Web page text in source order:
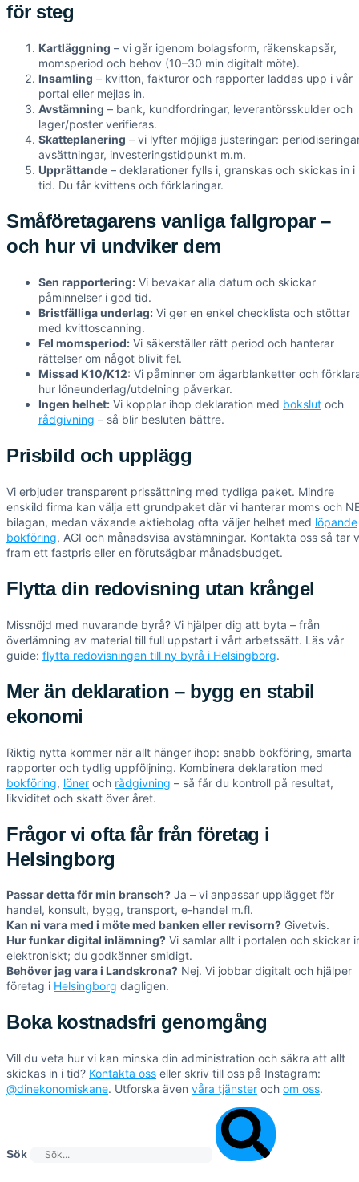
för steg
Kartläggning – vi går igenom bolagsform, räkenskapsår,
momsperiod och behov (10–30 min digitalt möte).
Insamling – kvitton, fakturor och rapporter laddas upp i vår
portal eller mejlas in.
Avstämning – bank, kundfordringar, leverantörsskulder och
lager/poster verifieras.
Skatteplanering – vi lyfter möjliga justeringar:
avsättningar, investeringstidpunkt m.m.
Upprättande – deklarationer fylls i, granskas och skickas in i
tid. Du får kvittens och förklaringar.
Småföretagarens vanliga fallgropar –
och hur vi undviker dem
Sen rapportering: Vi bevakar alla datum och skickar
påminnelser i god tid.
Bristfälliga underlag: Vi ger en enkel checklista och stöttar
med kvittoscanning.
Fel momsperiod: Vi säkerställer rätt period och hanterar
rättelser om något blivit fel.
Missad K10/K12: Vi påminner om ägarblanketter och
hur löneunderlag/utdelning påverkar.
Ingen helhet: Vi kopplar ihop deklaration med bokslut och
rådgivning – så blir besluten bättre.
Prisbild och upplägg
Vi erbjuder transparent prissättning med tydliga paket. Mindre
enskild firma kan välja ett grundpaket där vi hanterar moms och
bilagan, medan växande aktiebolag ofta väljer helhet med löpande
bokföring, AGI och månadsvisa avstämningar. Kontakta oss så tar
fram ett fastpris eller en förutsägbar månadsbudget.
Flytta din redovisning utan krångel
Missnöjd med nuvarande byrå? Vi hjälper dig att byta – från
överlämning av material till full uppstart i vårt arbetssätt. Läs vår
guide: flytta redovisningen till ny byrå i Helsingborg.
Mer än deklaration – bygg en stabil
ekonomi
Riktig nytta kommer när allt hänger ihop: snabb bokföring, smarta
rapporter och tydlig uppföljning. Kombinera deklaration med
bokföring, löner och rådgivning – så får du kontroll på resultat,
likviditet och skatt över året.
Frågor vi ofta får från företag i
Helsingborg
Passar detta för min bransch? Ja – vi anpassar upplägget för
handel, konsult, bygg, transport, e-handel m.fl.
Kan ni vara med i möte med banken eller revisorn? Givetvis.
Hur funkar digital inlämning? Vi samlar allt i portalen och skickar
elektroniskt; du godkänner smidigt.
Behöver jag vara i Landskrona? Nej. Vi jobbar digitalt och hjälper
företag i Helsingborg dagligen.
Boka kostnadsfri genomgång
Vill du veta hur vi kan minska din administration och säkra att allt
skickas in i tid? Kontakta oss eller skriv till oss på Instagram:
@dinekonomiskane. Utforska även våra tjänster och om oss.
Sök